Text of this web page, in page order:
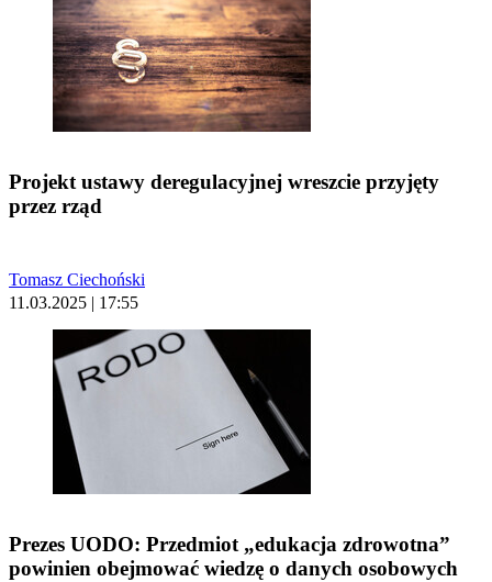
Projekt ustawy deregulacyjnej wreszcie przyjęty
przez rząd
Tomasz Ciechoński
11.03.2025 | 17:55
Prezes UODO: Przedmiot „edukacja zdrowotna”
powinien obejmować wiedzę o danych osobowych